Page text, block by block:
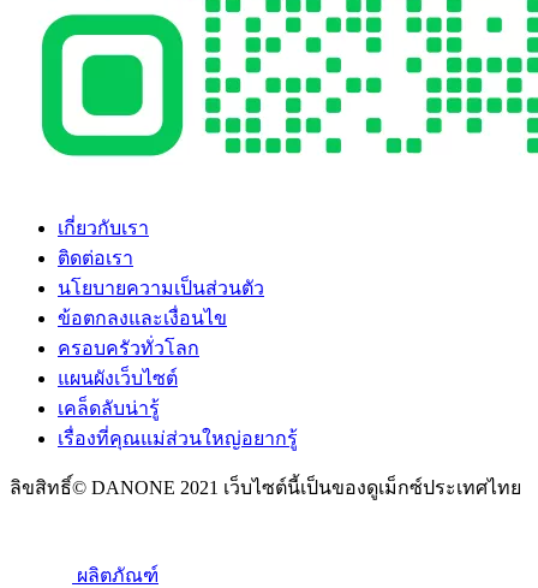
เกี่ยวกับเรา
ติดต่อเรา
นโยบายความเป็นส่วนตัว
ข้อตกลงและเงื่อนไข
ครอบครัวทั่วโลก
แผนผังเว็บไซต์
เคล็ดลับน่ารู้
เรื่องที่คุณแม่ส่วนใหญ่อยากรู้
ลิขสิทธิ์© DANONE 2021 เว็บไซต์นี้เป็นของดูเม็กซ์ประเทศไทย
ผลิตภัณฑ์